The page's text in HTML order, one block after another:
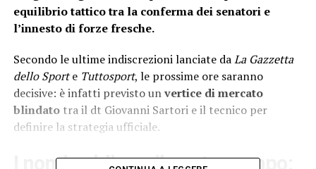
equilibrio tattico tra la conferma dei senatori e
l’innesto di forze fresche.
Secondo le ultime indiscrezioni lanciate daLa Gazzetta
dello Sporte Tuttosport, le prossime ore saranno
decisive: è infatti previsto unvertice di mercato
blindatotra il dt Giovanni Sartori e il tecnico per
definire la strategia ufficiale.
I nomi caldi per il centrocampo: